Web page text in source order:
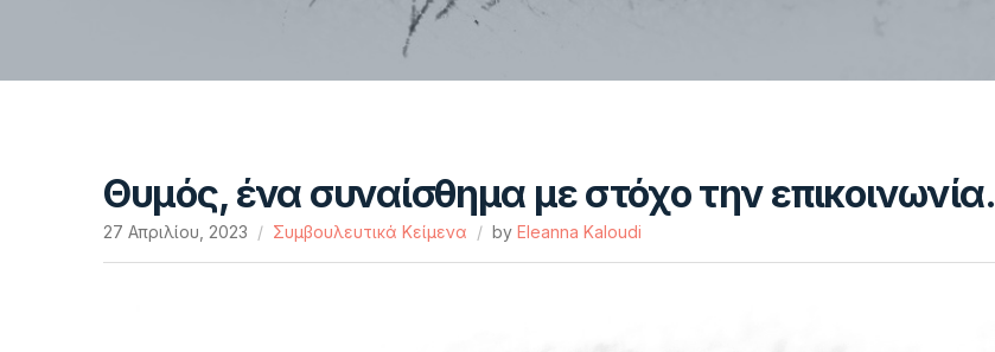
Θυμός, ένα συναίσθημα με στόχο την επικοινωνία.
27 Απριλίου, 2023 Συμβουλευτικά Κείμενα by Eleanna Kaloudi